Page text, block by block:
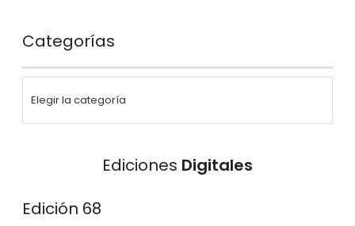
Categorías
Ediciones Digitales
Edición 68